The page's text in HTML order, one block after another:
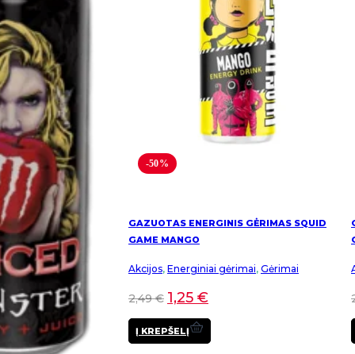
GRYNASIS KIEKIS:
-50%
GAZUOTAS ENERGINIS GĖRIMAS SQUID
GAME MANGO
Akcijos, Energiniai gėrimai, Gėrimai
2,49€ 1,25 €
Į KREPŠELĮ